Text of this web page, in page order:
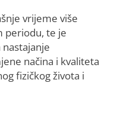
vrijeme više
periodu, te je
načina i kvaliteta
fizičkog života i